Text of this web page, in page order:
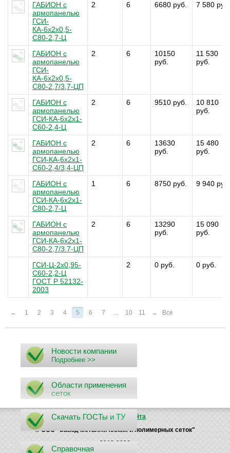
ГАБИОН с
армопанелью
ГСИ-
КА-6х2х0,5-
С80-2,7-Ц
2 6 6680 руб. 7 580 руб.
ГАБИОН с
армопанелью
ГСИ-
КА-6х2х0,5-
С80-2,7/3,7-ЦП
2 6
10150
руб.
11 530
руб.
ГАБИОН с
армопанелью
ГСИ-КА-6х2х1-
С60-2,4-Ц
2 6 9510 руб.
10 810
руб.
ГАБИОН с
армопанелью
ГСИ-КА-6х2х1-
С60-2,4/3,4-ЦП
2 6
13630
руб.
15 480
руб.
ГАБИОН с
армопанелью
ГСИ-КА-6х2х1-
С80-2,7-Ц
1 6 8750 руб. 9 940 руб.
ГАБИОН с
армопанелью
ГСИ-КА-6х2х1-
С80-2,7/3.7-ЦП
2 6
13290
руб.
15 090
руб.
ГСИ-Ц-2х0,95-
С60-2,2-Ц
ГОСТ Р 52132-
2003
2 0 руб. 0 руб.
← 1 2 3 4 5 6 7 ... 10 11 → Все
Новости компании
Подробнее >>
Области применения
сеток
Скачать ГОСТы и ТУ
Справочная
Поиск
Карта сайта
© ООО "Завод металлических и полимерных сеток"
2012-2026